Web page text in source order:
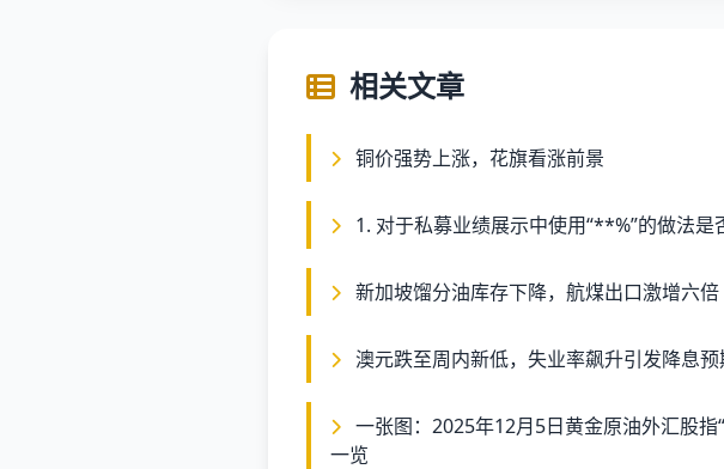
相关文章
铜价强势上涨，花旗看涨前景
1. 对于私募业绩展示中使用“**%”的做法是
新加坡馏分油库存下降，航煤出口激增六倍
澳元跌至周内新低，失业率飙升引发降息预
一览